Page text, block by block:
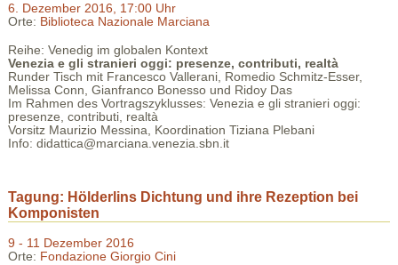
6. Dezember 2016, 17:00 Uhr
Orte: Biblioteca Nazionale Marciana
Reihe: Venedig im globalen Kontext
Venezia e gli stranieri oggi: presenze, contributi, realtà
Runder Tisch mit Francesco Vallerani, Romedio Schmitz-Esser,
Melissa Conn, Gianfranco Bonesso und Ridoy Das
Im Rahmen des Vortragszyklusses: Venezia e gli stranieri oggi:
presenze, contributi, realtà
Vorsitz Maurizio Messina, Koordination Tiziana Plebani
Info: didattica@marciana.venezia.sbn.it
Tagung: Hölderlins Dichtung und ihre Rezeption bei
Komponisten
9 - 11 Dezember 2016
Orte: Fondazione Giorgio Cini